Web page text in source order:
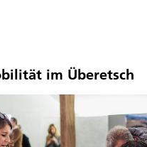
im Überetsch